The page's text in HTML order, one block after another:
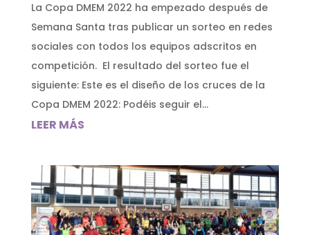
La Copa DMEM 2022 ha empezado después de
Semana Santa tras publicar un sorteo en redes
sociales con todos los equipos adscritos en
competición. El resultado del sorteo fue el
siguiente: Este es el diseño de los cruces de la
Copa DMEM 2022: Podéis seguir el...
LEER MÁS